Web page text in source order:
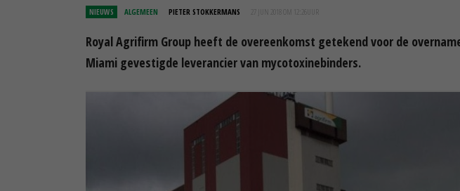
NIEUWS ALGEMEEN PIETER STOKKERMANS 27 JUN 2018 OM 12:26
Royal Agrifirm Group heeft de overeenkomst getekend voor de
Miami gevestigde leverancier van mycotoxinebinders.